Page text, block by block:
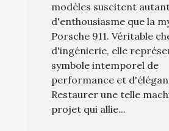
modèles suscitent
d'enthousiasme que la
Porsche 911. Véritable
d'ingénierie, elle
symbole intemporel de
performance et
Restaurer une telle
projet qui allie...